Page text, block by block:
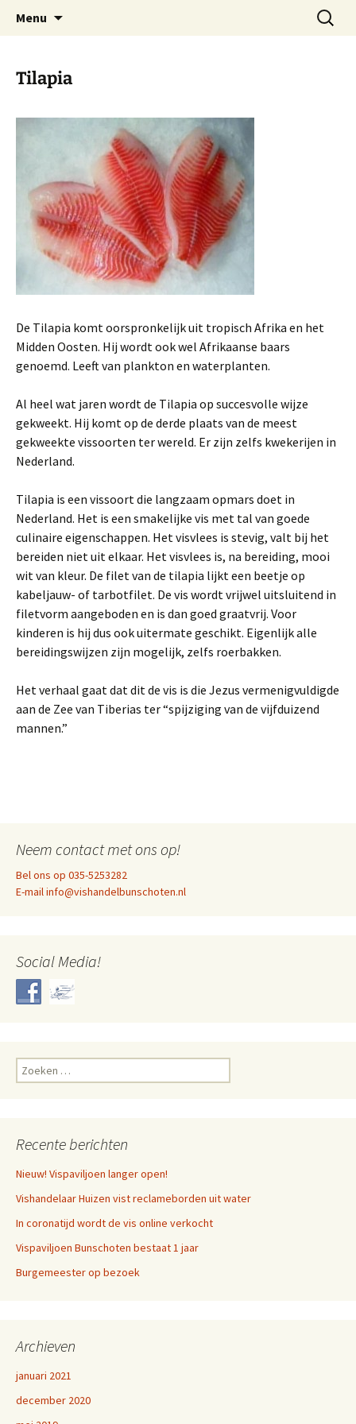
Vishandel Bunschoten in
Huizen
Menu
Zoeken
naar:
Tilapia
De Tilapia komt oorspronkelijk uit tropisch Afrika en het
Midden Oosten. Hij wordt ook wel Afrikaanse baars
genoemd. Leeft van plankton en waterplanten.
Al heel wat jaren wordt de Tilapia op succesvolle wijze
gekweekt. Hij komt op de derde plaats van de meest
gekweekte vissoorten ter wereld. Er zijn zelfs kwekerijen in
Nederland.
Tilapia is een vissoort die langzaam opmars doet in
Nederland. Het is een smakelijke vis met tal van goede
culinaire eigenschappen. Het visvlees is stevig, valt bij het
bereiden niet uit elkaar. Het visvlees is, na bereiding, mooi
wit van kleur. De filet van de tilapia lijkt een beetje op
kabeljauw- of tarbotfilet. De vis wordt vrijwel uitsluitend in
filetvorm aangeboden en is dan goed graatvrij. Voor
kinderen is hij dus ook uitermate geschikt. Eigenlijk alle
bereidingswijzen zijn mogelijk, zelfs roerbakken.
Het verhaal gaat dat dit de vis is die Jezus vermenigvuldigde
aan de Zee van Tiberias ter “spijziging van de vijfduizend
mannen.”
Neem contact met ons op!
Bel ons op 035-5253282
E-mail info@vishandelbunschoten.nl
Social Media!
Zoeken
naar:
Recente berichten
Nieuw! Vispaviljoen langer open!
Vishandelaar Huizen vist reclameborden uit water
In coronatijd wordt de vis online verkocht
Vispaviljoen Bunschoten bestaat 1 jaar
Burgemeester op bezoek
Archieven
januari 2021
december 2020